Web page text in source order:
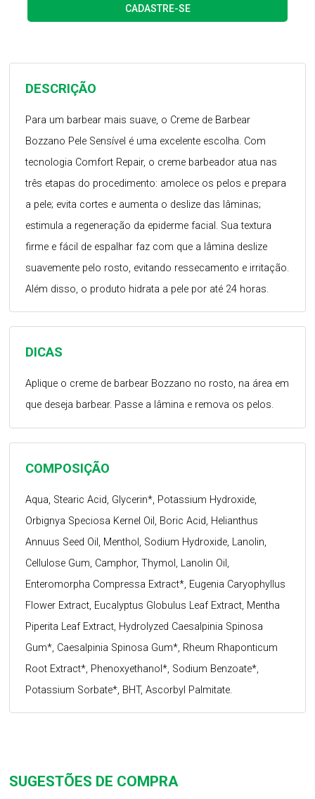
CADASTRE-SE
COMPOSIÇÃO
Aqua, Stearic Acid, Glycerin*, Potassium Hydroxide,
Orbignya Speciosa Kernel Oil, Boric Acid, Helianthus
Annuus Seed Oil, Menthol, Sodium Hydroxide, Lanolin,
Cellulose Gum, Camphor, Thymol, Lanolin Oil,
Enteromorpha Compressa Extract*, Eugenia Caryophyllus
Flower Extract, Eucalyptus Globulus Leaf Extract, Mentha
Piperita Leaf Extract, Hydrolyzed Caesalpinia Spinosa
Gum*, Caesalpinia Spinosa Gum*, Rheum Rhaponticum
Root Extract*, Phenoxyethanol*, Sodium Benzoate*,
Potassium Sorbate*, BHT, Ascorbyl Palmitate.
DICAS
Aplique o creme de barbear Bozzano no rosto, na área em
que deseja barbear. Passe a lâmina e remova os pelos.
DESCRIÇÃO
Para um barbear mais suave, o Creme de Barbear
Bozzano Pele Sensível é uma excelente escolha. Com
tecnologia Comfort Repair, o creme barbeador atua nas
três etapas do procedimento: amolece os pelos e prepara
a pele; evita cortes e aumenta o deslize das lâminas;
estimula a regeneração da epiderme facial. Sua textura
firme e fácil de espalhar faz com que a lâmina deslize
suavemente pelo rosto, evitando ressecamento e irritação.
Além disso, o produto hidrata a pele por até 24 horas.
SUGESTÕES DE COMPRA